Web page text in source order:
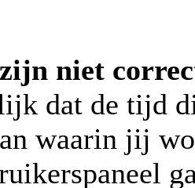
niet
dat de tijd
waarin jij